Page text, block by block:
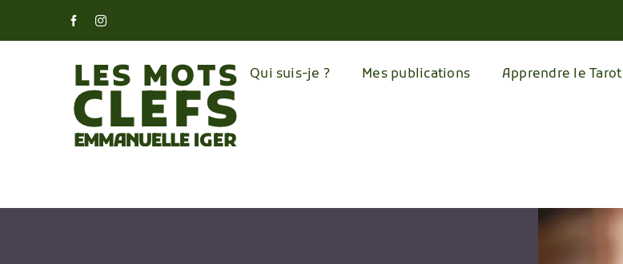
FacebookInstagram
Qui suis-je ? Mes publications Apprendre le Tarot